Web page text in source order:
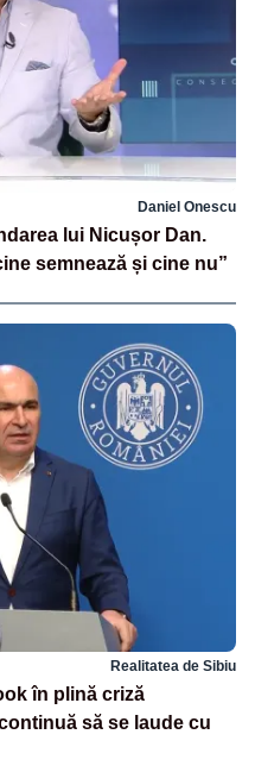
Daniel Onescu
lui Nicușor Dan.
semnează și cine nu”
Realitatea de Sibiu
în plină criză
să se laude cu